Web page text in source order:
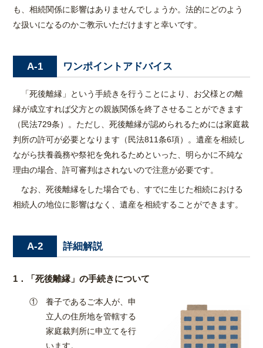
も、相続関係に影響はありませんでしょうか。法的にどのよう
な扱いになるのかご教示いただけますと幸いです。
A-1 ワンポイントアドバイス
「死後離縁」という手続きを行うことにより、お父様との離
縁が成立すれば父方との親族関係を終了させることができます
（民法729条）。ただし、死後離縁が認められるためには家庭裁
判所の許可が必要となります（民法811条6項）。遺産を相続し
ながら扶養義務や祭祀を免れるためといった、明らかに不純な
理由の場合、許可審判はされないので注意が必要です。
なお、死後離縁をした場合でも、すでに生じた相続における
相続人の地位に影響はなく、遺産を相続することができます。
A-2 詳細解説
1．「死後離縁」の手続きについて
① 養子であるご本人が、申
立人の住所地を管轄する
家庭裁判所に申立てを行
います。